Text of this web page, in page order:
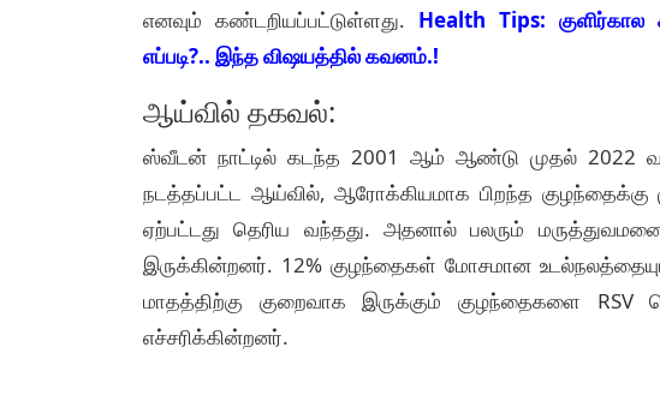
எனவும் கண்டறியப்பட்டுள்ளது. Health Tips: குளிர்கால
எப்படி?.. இந்த விஷயத்தில் கவனம்.!
ஆய்வில் தகவல்:
ஸ்வீடன் நாட்டில் கடந்த 2001 ஆம் ஆண்டு முதல் 2022
நடத்தப்பட்ட ஆய்வில், ஆரோக்கியமாக பிறந்த
ஏற்பட்டது தெரிய வந்தது. அதனால் பலரும்
இருக்கின்றனர். 12% குழந்தைகள் மோசமான
மாதத்திற்கு குறைவாக இருக்கும் குழந்தைகளை RSV
எச்சரிக்கின்றனர்.